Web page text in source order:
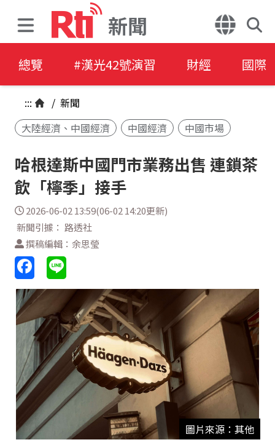
新聞
總覽 #漢光42號演習 財經 國際
::: / 新聞
大陸經濟、中國經濟
中國經濟 中國市場
哈根達斯中國門市業務出售 連鎖茶
飲「檸季」接手
2026-06-02 13:59(06-02 14:20更新)
新聞引據： 路透社
撰稿編輯：余思瑩
圖片來源：其他